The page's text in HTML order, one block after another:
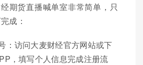
期货直播喊单室非常简单，只
成：
：访问大麦财经官方网站或下
，填写个人信息完成注册流